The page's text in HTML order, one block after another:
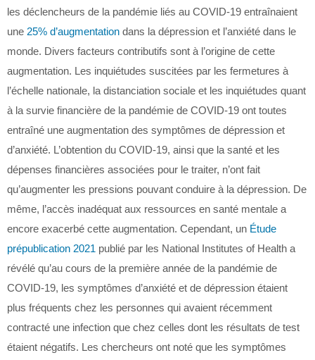
les déclencheurs de la pandémie liés au COVID-19 entraînaient
une 25% d’augmentation dans la dépression et l’anxiété dans le
monde. Divers facteurs contributifs sont à l’origine de cette
augmentation. Les inquiétudes suscitées par les fermetures à
l’échelle nationale, la distanciation sociale et les inquiétudes quant
à la survie financière de la pandémie de COVID-19 ont toutes
entraîné une augmentation des symptômes de dépression et
d’anxiété. L’obtention du COVID-19, ainsi que la santé et les
dépenses financières associées pour le traiter, n’ont fait
qu’augmenter les pressions pouvant conduire à la dépression. De
même, l’accès inadéquat aux ressources en santé mentale a
encore exacerbé cette augmentation. Cependant, un Étude
prépublication 2021 publié par les National Institutes of Health a
révélé qu’au cours de la première année de la pandémie de
COVID-19, les symptômes d’anxiété et de dépression étaient
plus fréquents chez les personnes qui avaient récemment
contracté une infection que chez celles dont les résultats de test
étaient négatifs. Les chercheurs ont noté que les symptômes